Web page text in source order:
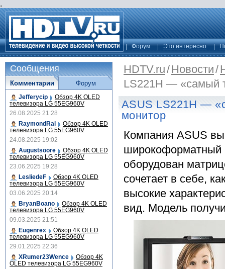
.
Форум Это интересно
HDTV.ru/Новости/
LS221H — «самый
ASUS LS221H —
монитор
Компания ASUS
широкоформатный
оборудован
сочетает в себе,
высокие
вид. Модель
Сообщения
Комментарии
Jefferycip Обзор 4K OLED
телевизора LG 55EG960V
26.08.2025 21:28
RaymondRal
Обзор 4K OLED
телевизора LG 55EG960V
24.08.2025 19:02
Augustsoore
Обзор 4K OLED
телевизора LG 55EG960V
23.06.2025 19:28
LesliedeF
Обзор 4K OLED
телевизора LG 55EG960V
03.06.2025 20:14
BryanBoano
Обзор 4K OLED
телевизора LG 55EG960V
09.03.2025 21:51
Eugenrex
Обзор 4K OLED
телевизора LG 55EG960V
29.01.2025 22:36
XRumer23Wence
Обзор 4K
OLED телевизора LG 55EG960V
Форум